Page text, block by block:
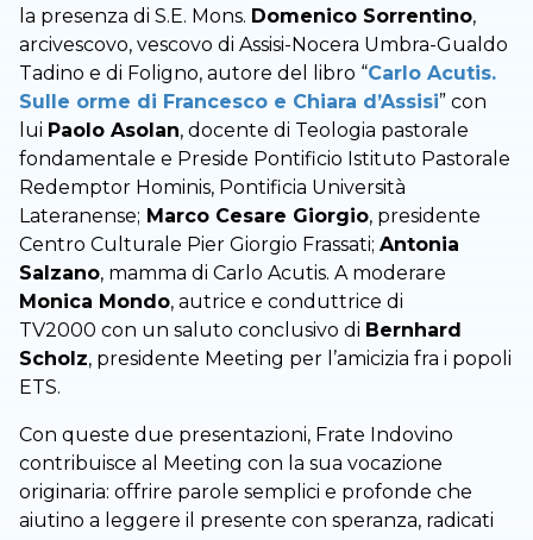
la presenza di S.E. Mons. Domenico Sorrentino,
arcivescovo, vescovo di Assisi-Nocera Umbra-Gualdo
Tadino e di Foligno, autore del libro “Carlo Acutis.
Sulle orme di Francesco e Chiara d’Assisi” con
lui Paolo Asolan, docente di Teologia pastorale
fondamentale e Preside Pontificio Istituto Pastorale
Redemptor Hominis, Pontificia Università
Lateranense; Marco Cesare Giorgio, presidente
Centro Culturale Pier Giorgio Frassati; Antonia
Salzano, mamma di Carlo Acutis. A moderare
Monica Mondo, autrice e conduttrice di
TV2000 con un saluto conclusivo di Bernhard
Scholz, presidente Meeting per l’amicizia fra i popoli
ETS.
Con queste due presentazioni, Frate Indovino
contribuisce al Meeting con la sua vocazione
originaria: offrire parole semplici e profonde che
aiutino a leggere il presente con speranza, radicati